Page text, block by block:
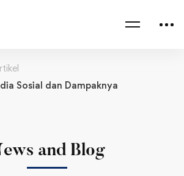
Sosial dan Dampaknya
and Blog